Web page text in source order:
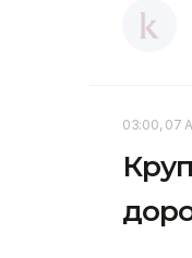
03:00, 07